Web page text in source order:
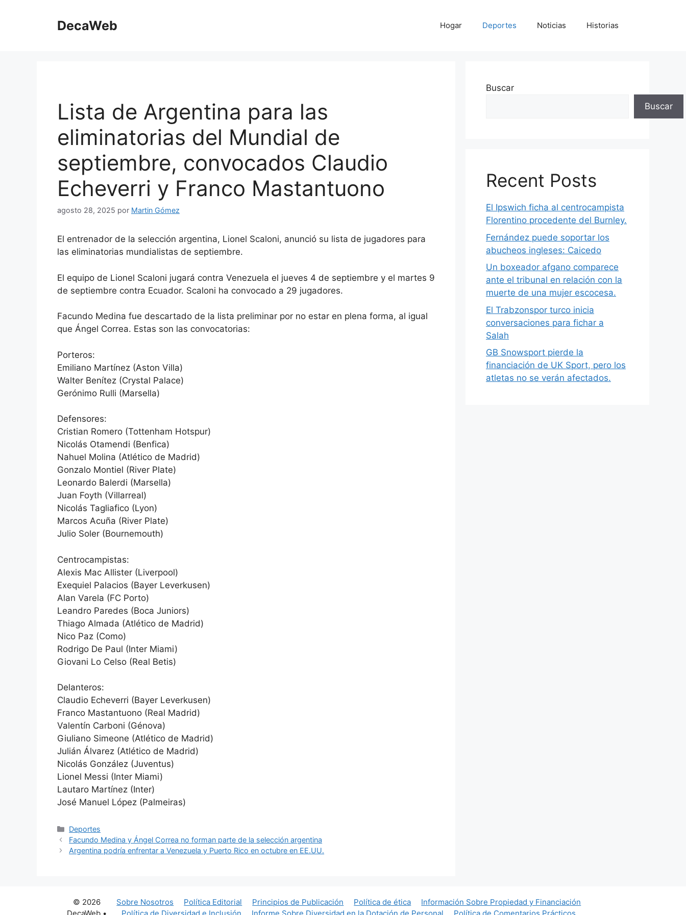
DecaWeb Hogar Deportes Noticias Historias
Lista de Argentina para las
eliminatorias del Mundial de
septiembre, convocados Claudio
Echeverri y Franco Mastantuono
agosto 28, 2025 por Martin Gómez
El entrenador de la selección argentina, Lionel Scaloni, anunció su lista de jugadores para
las eliminatorias mundialistas de septiembre.
El equipo de Lionel Scaloni jugará contra Venezuela el jueves 4 de septiembre y el martes 9
de septiembre contra Ecuador. Scaloni ha convocado a 29 jugadores.
Facundo Medina fue descartado de la lista preliminar por no estar en plena forma, al igual
que Ángel Correa. Estas son las convocatorias:
Porteros:
Emiliano Martínez (Aston Villa)
Walter Benítez (Crystal Palace)
Gerónimo Rulli (Marsella)
Defensores:
Cristian Romero (Tottenham Hotspur)
Nicolás Otamendi (Benfica)
Nahuel Molina (Atlético de Madrid)
Gonzalo Montiel (River Plate)
Leonardo Balerdi (Marsella)
Juan Foyth (Villarreal)
Nicolás Tagliafico (Lyon)
Marcos Acuña (River Plate)
Julio Soler (Bournemouth)
Centrocampistas:
Alexis Mac Allister (Liverpool)
Exequiel Palacios (Bayer Leverkusen)
Alan Varela (FC Porto)
Leandro Paredes (Boca Juniors)
Thiago Almada (Atlético de Madrid)
Nico Paz (Como)
Rodrigo De Paul (Inter Miami)
Giovani Lo Celso (Real Betis)
Delanteros:
Claudio Echeverri (Bayer Leverkusen)
Franco Mastantuono (Real Madrid)
Valentín Carboni (Génova)
Giuliano Simeone (Atlético de Madrid)
Julián Álvarez (Atlético de Madrid)
Nicolás González (Juventus)
Lionel Messi (Inter Miami)
Lautaro Martínez (Inter)
José Manuel López (Palmeiras)
Categorías
Deportes
Facundo Medina y Ángel Correa no forman parte de la selección argentina
Argentina podría enfrentar a Venezuela y Puerto Rico en octubre en EE.UU.
Buscar
Buscar
Recent Posts
El Ipswich ficha al centrocampista
Florentino procedente del Burnley.
Fernández puede soportar los
abucheos ingleses: Caicedo
Un boxeador afgano comparece
ante el tribunal en relación con la
muerte de una mujer escocesa.
El Trabzonspor turco inicia
conversaciones para fichar a
Salah
GB Snowsport pierde la
financiación de UK Sport, pero los
atletas no se verán afectados.
Sobre Nosotros Política Editorial Principios de Publicación Política de ética
Información Sobre Propiedad y Financiación
© 2026